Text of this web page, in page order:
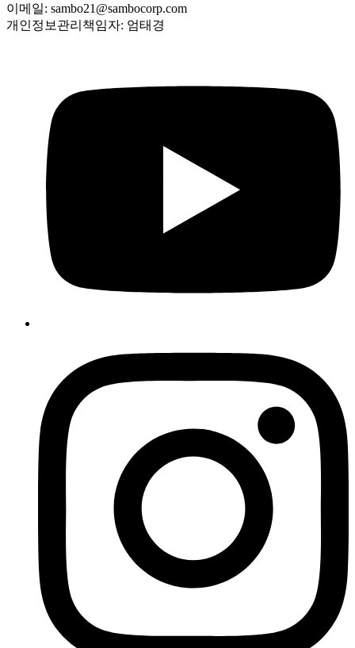
이메일: sambo21@sambocorp.com
개인정보관리책임자: 엄태경